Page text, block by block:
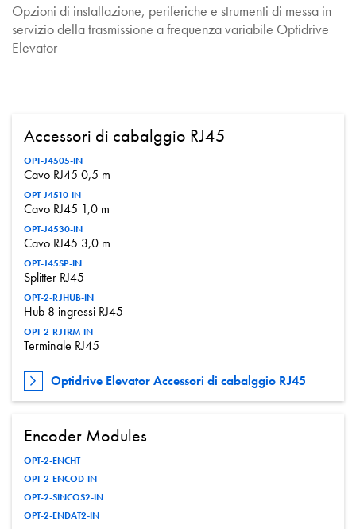
Opzioni di installazione, periferiche e strumenti di messa in
servizio della trasmissione a frequenza variabile Optidrive
Elevator
Accessori di cabalggio RJ45
OPT-J4505-IN
Cavo RJ45 0,5 m
OPT-J4510-IN
Cavo RJ45 1,0 m
OPT-J4530-IN
Cavo RJ45 3,0 m
OPT-J45SP-IN
Splitter RJ45
OPT-2-RJHUB-IN
Hub 8 ingressi RJ45
OPT-2-RJTRM-IN
Terminale RJ45
Optidrive Elevator Accessori di cabalggio RJ45
Encoder Modules
OPT-2-ENCHT
OPT-2-ENCOD-IN
OPT-2-SINCOS2-IN
OPT-2-ENDAT2-IN